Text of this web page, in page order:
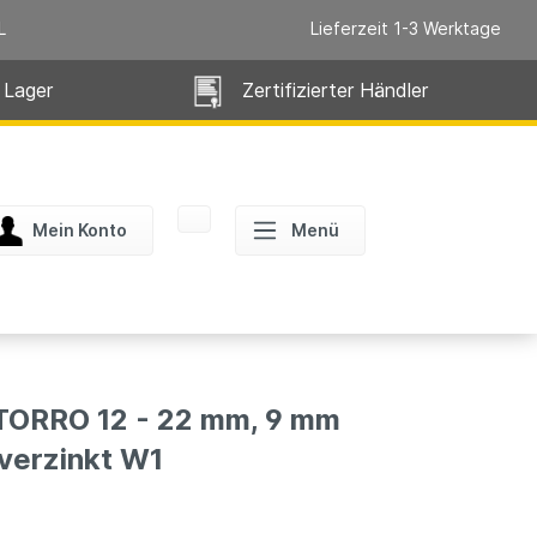
Lieferzeit 1-3 Werktage
Zertifizierter Händler
Mein Konto Menü
12 - 22 mm, 9 mm
W1